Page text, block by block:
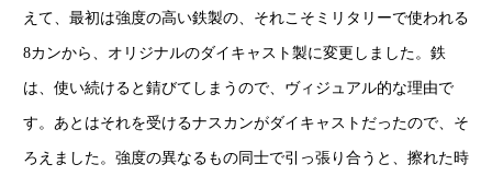
えて、最初は強度の高い鉄製の、それこそミリタリーで使われる
8カンから、オリジナルのダイキャスト製に変更しました。鉄
は、使い続けると錆びてしまうので、ヴィジュアル的な理由で
す。あとはそれを受けるナスカンがダイキャストだったので、そ
ろえました。強度の異なるもの同士で引っ張り合うと、擦れた時